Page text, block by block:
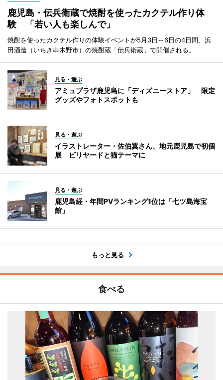
鹿児島・伝兵衛蔵で焼酎を使ったカクテル作り体
験 「若い人も楽しんで」
焼酎を使ったカクテル作りの体験イベントが5月3日～6日の4日間、浜
田酒造（いちき串木野市）の焼酎蔵「伝兵衛蔵」で開催される。
見る・遊ぶ
アミュプラザ鹿児島に「ディズニーストア」 限定
グッズやフォトスポットも
見る・遊ぶ
イラストレーター・佐伯翼さん、地元鹿児島で初個
展 ビリヤードと猫テーマに
見る・遊ぶ
鹿児島経・年間PVランキング1位は「七ツ島海宝
館」
もっと見る
食べる